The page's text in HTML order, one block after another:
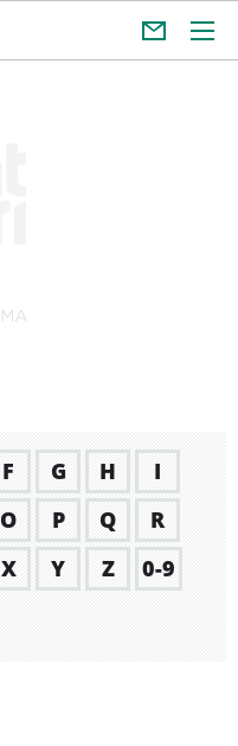
F G H
I
O P Q
R
X Y Z
0-9